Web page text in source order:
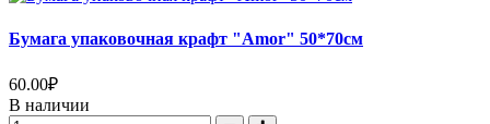
Бумага упаковочная крафт "Amor" 50*70см
60.00₽
В наличии